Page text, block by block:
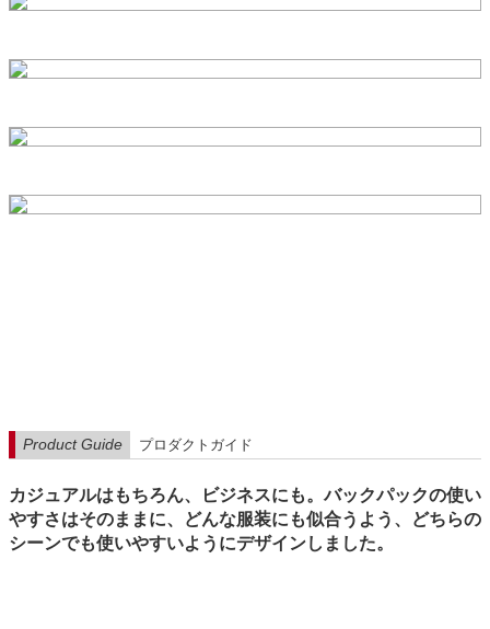
Product Guide プロダクトガイド
カジュアルはもちろん、ビジネスにも。バックパックの使い
やすさはそのままに、どんな服装にも似合うよう、どちらの
シーンでも使いやすいようにデザインしました。